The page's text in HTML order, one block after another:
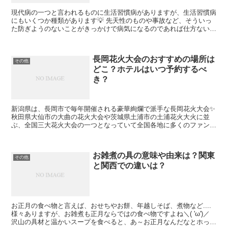
現代病の一つと言われるものに生活習慣病がありますが、生活習慣病
にもいくつか種類があります💡 先天性のものや事故など、そういっ
た防ぎようのないことがきっかけで病気になるのであれば仕方ないで
その他
長岡花火大会のおすすめの場所は
どこ？ホテルはいつ予約するべ
き？
新潟県は、長岡市で毎年開催される豪華絢爛で派手な長岡花火大会✨
秋田県大仙市の大曲の花火大会や茨城県土浦市の土浦花火大火に並
ぶ、全国三大花火大会の一つとなっていて全国各地に多くのファンが
その他
お雑煮の具の意味や由来は？関東
と関西での違いは？
お正月の食べ物と言えば、おせちやお餅、年越しそば、煮物など....
様々ありますが、お雑煮も正月ならではの食べ物ですよね＼( 'ω')／
沢山の具材と温かいスープを食べると、あ～お正月なんだなとホっと